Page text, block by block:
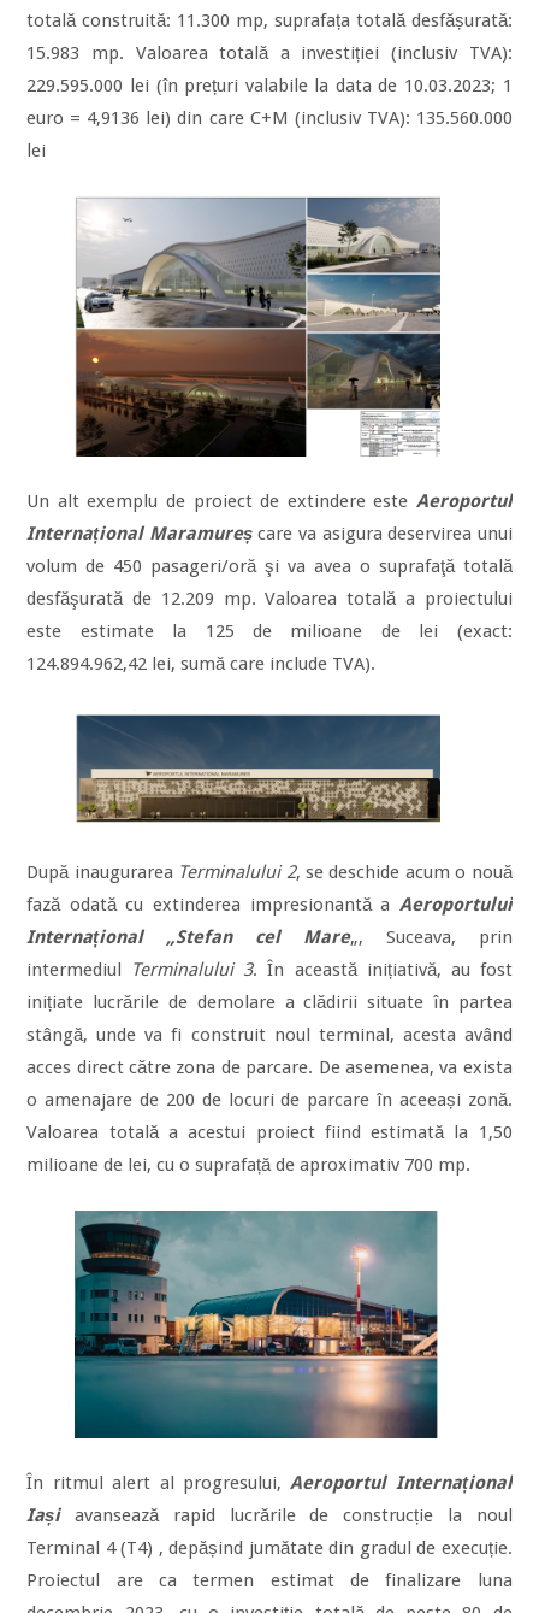
totală construită: 11.300 mp, suprafața totală desfășurată:
15.983 mp. Valoarea totală a investiției (inclusiv TVA):
229.595.000 lei (în prețuri valabile la data de 10.03.2023; 1
euro = 4,9136 lei) din care C+M (inclusiv TVA): 135.560.000
lei
Un alt exemplu de proiect de extindere este Aeroportul
Internațional Maramureșcare va asigura deservirea unui
volum de 450 pasageri/oră şi va avea o suprafaţă totală
desfăşurată de 12.209 mp. Valoarea totală a proiectului
este estimate la 125 de milioane de lei (exact:
124.894.962,42 lei, sumă care include TVA).
După inaugurarea Terminalului 2, se deschide acum o nouă
fază odată cu extinderea impresionantă a Aeroportului
Internațional „Stefan cel Mare„, Suceava, prin
intermediul Terminalului 3. În această inițiativă, au fost
inițiate lucrările de demolare a clădirii situate în partea
stângă, unde va fi construit noul terminal, acesta având
acces direct către zona de parcare. De asemenea, va exista
o amenajare de 200 de locuri de parcare în aceeași zonă.
Valoarea totală a acestui proiect fiind estimată la 1,50
milioane de lei, cu o suprafață de aproximativ 700 mp.
În ritmul alert al progresului,Aeroportul Internațional
Iașiavansează rapid lucrările de construcție la noul
Terminal 4 (T4) , depășind jumătate din gradul de execuție.
Proiectul are ca termen estimat de finalizare luna